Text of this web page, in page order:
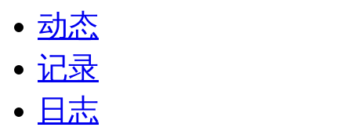
动态
记录
日志